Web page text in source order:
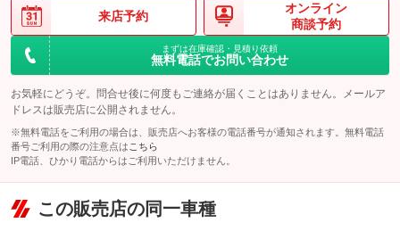
来店予約
オンライン
商談予約
まずは在庫確認・見積り依頼
無料電話でお問い合わせ
お気軽にどうぞ。問合せ後に何度もご連絡が届くことはありません。メールア
ドレスは販売店に公開されません。
※無料電話をご利用の場合は、販売店へお客様の電話番号が通知されます。無料電話
番号ご利用の際の注意点は こちら
IP電話、ひかり電話からはご利用いただけません。
この販売店の同一車種